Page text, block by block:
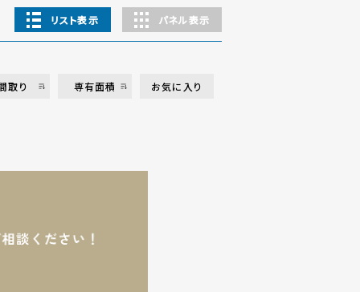
リスト表示 パネル表示
取り 専有面積 お気に入り